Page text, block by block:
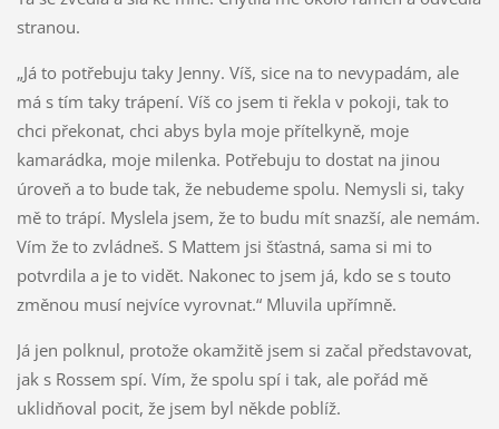
stranou.
„Já to potřebuju taky Jenny. Víš, sice na to nevypadám, ale
má s tím taky trápení. Víš co jsem ti řekla v pokoji, tak to
chci překonat, chci abys byla moje přítelkyně, moje
kamarádka, moje milenka. Potřebuju to dostat na jinou
úroveň a to bude tak, že nebudeme spolu. Nemysli si, taky
mě to trápí. Myslela jsem, že to budu mít snazší, ale nemám.
Vím že to zvládneš. S Mattem jsi šťastná, sama si mi to
potvrdila a je to vidět. Nakonec to jsem já, kdo se s touto
změnou musí nejvíce vyrovnat.“ Mluvila upřímně.
Já jen polknul, protože okamžitě jsem si začal představovat,
jak s Rossem spí. Vím, že spolu spí i tak, ale pořád mě
uklidňoval pocit, že jsem byl někde poblíž.